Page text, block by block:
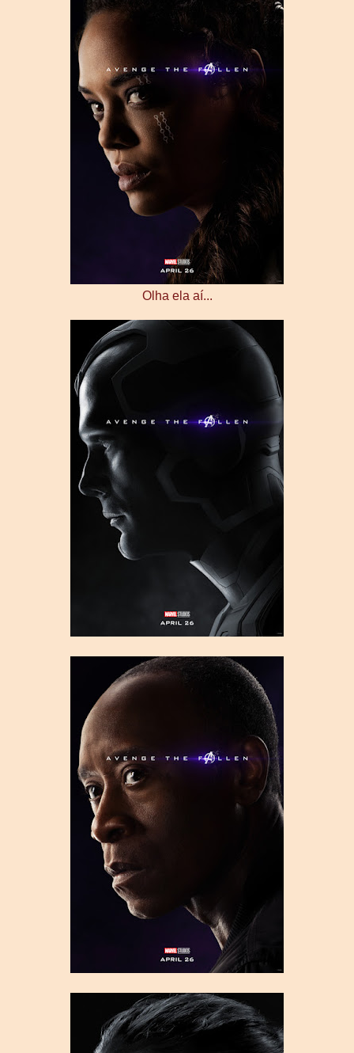
Olha ela aí...